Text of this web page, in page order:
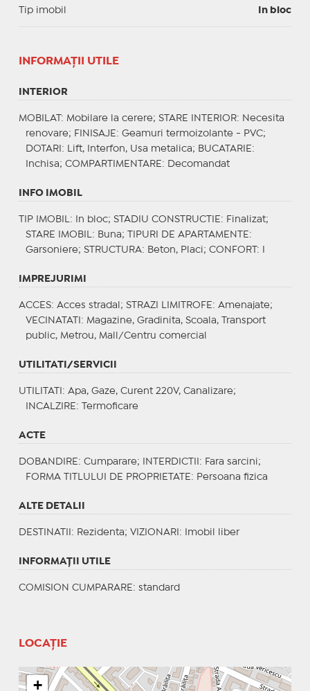
Tip imobil In bloc
INFORMAŢII UTILE
INTERIOR
MOBILAT : Mobilare la cerere; STARE INTERIOR: Necesita
renovare; FINISAJE : Geamuri termoizolante - PVC;
DOTARI : Lift, Interfon, Usa metalica; BUCATARIE :
Inchisa; COMPARTIMENTARE : Decomandat
INFO IMOBIL
TIP IMOBIL : In bloc; STADIU CONSTRUCTIE : Finalizat;
STARE IMOBIL : Buna; TIPURI DE APARTAMENTE :
Garsoniere; STRUCTURA: Beton, Placi; CONFORT : I
IMPREJURIMI
ACCES: Acces stradal; STRAZI LIMITROFE : Amenajate;
VECINATATI : Magazine, Gradinita, Scoala, Transport
public, Metrou, Mall/Centru comercial
UTILITATI/SERVICII
UTILITATI : Apa, Gaze, Curent 220V, Canalizare;
INCALZIRE : Termoficare
ACTE
DOBANDIRE : Cumparare; INTERDICTII : Fara sarcini;
FORMA TITLULUI DE PROPRIETATE : Persoana fizica
ALTE DETALII
DESTINATII : Rezidenta; VIZIONARI : Imobil liber
INFORMAŢII UTILE
COMISION CUMPARARE: standard
LOCAȚIE
+